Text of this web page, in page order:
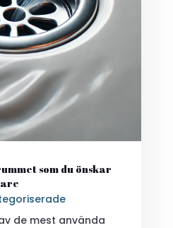
som du önskar
de mest använda